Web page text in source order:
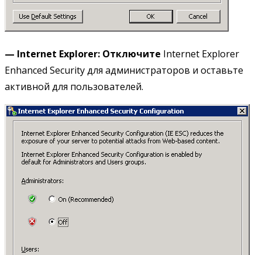
— Internet Explorer: Отключите Internet Explorer
Enhanced Security для администраторов и оставьте
активной для пользователей.